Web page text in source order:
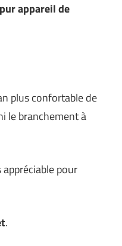
pur appareil de
plus confortable de
le branchement à
appréciable pour
.